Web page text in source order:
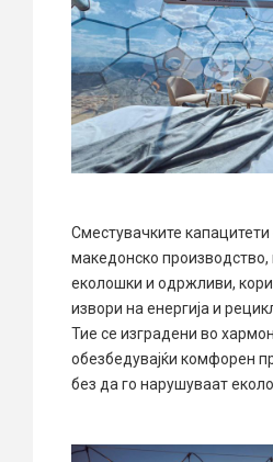
Сместувачките
македонско
еколошки и одржливи,
извори на енергија и
Тие се изградени во
обезбедувајќи комфорен
без да го нарушуваат